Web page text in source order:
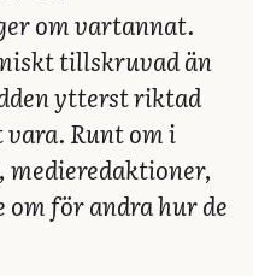
om vartannat.
tillskruvad än
ytterst riktad
Runt om i
medieredaktioner,
för andra hur de